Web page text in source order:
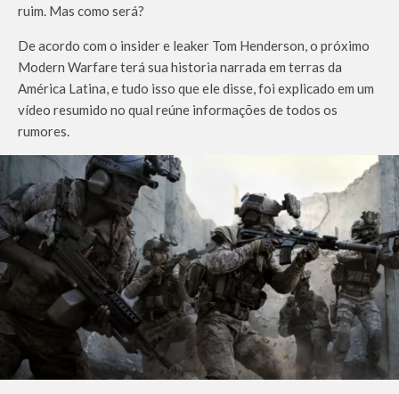
ruim. Mas como será?
De acordo com o insider e leaker Tom Henderson, o próximo
Modern Warfare terá sua historia narrada em terras da
América Latina, e tudo isso que ele disse, foi explicado em um
vídeo resumido no qual reúne informações de todos os
rumores.